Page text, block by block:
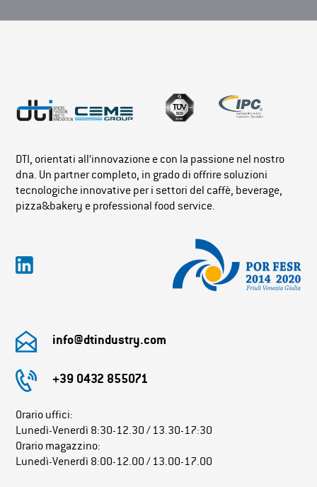
DTI, orientati all’innovazione e con la passione nel nostro
dna. Un partner completo, in grado di offrire soluzioni
tecnologiche innovative per i settori del caffè, beverage,
pizza&bakery e professional food service.
info@dtindustry.com
+39 0432 855071
Orario uffici:
Lunedì-Venerdì 8:30-12.30 / 13.30-17:30
Orario magazzino:
Lunedì-Venerdì 8:00-12.00 / 13.00-17.00